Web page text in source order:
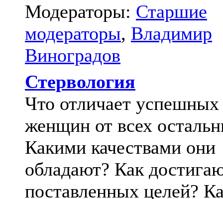
Модераторы: Старшие
модераторы, Владимир
Виноградов
Стервология
Что отличает успешных
женщин от всех
Какими качествами они
обладают? Как
поставленных целей?